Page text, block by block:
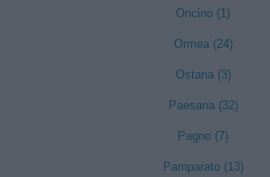
Oncino (1)
Ormea (24)
Ostana (3)
Paesana (32)
Pagno (7)
Pamparato (13)